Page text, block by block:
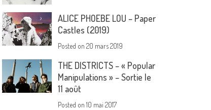
ALICE PHOEBE LOU – Paper
Castles (2019)
Posted on20 mars 2019
THE DISTRICTS – « Popular
Manipulations » – Sortie le
11 août
Posted on10 mai 2017